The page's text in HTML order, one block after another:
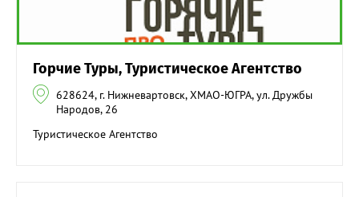
Горчие Туры, Туристическое Агентство
Туристическое Агентство
628624, г. Нижневартовск, ХМАО-ЮГРА, ул. Дружбы
Народов, 26